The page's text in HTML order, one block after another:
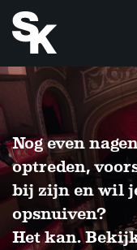
Nog even
optreden,
bij zijn en wil
opsnuiven?
Het kan.